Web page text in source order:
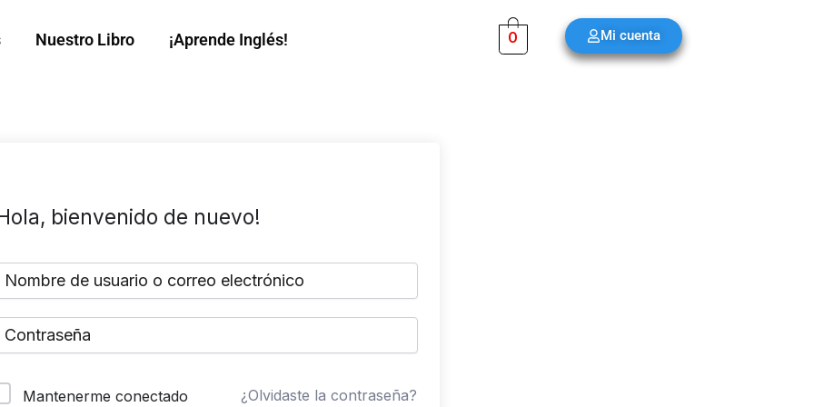
Nuestro Libro ¡Aprende Inglés! 0 Mi cuenta
bienvenido de nuevo!
Mantenerme conectado ¿Olvidaste la contraseña?